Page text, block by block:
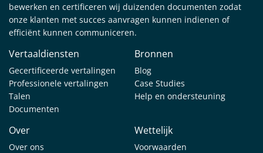
bewerken en certificeren wij duizenden documenten zodat
onze klanten met succes aanvragen kunnen indienen of
efficiënt kunnen communiceren.
Vertaaldiensten
Gecertificeerde vertalingen
Professionele vertalingen
Talen
Documenten
Bronnen
Blog
Case Studies
Help en ondersteuning
Over
Over ons
Wettelijk
Voorwaarden